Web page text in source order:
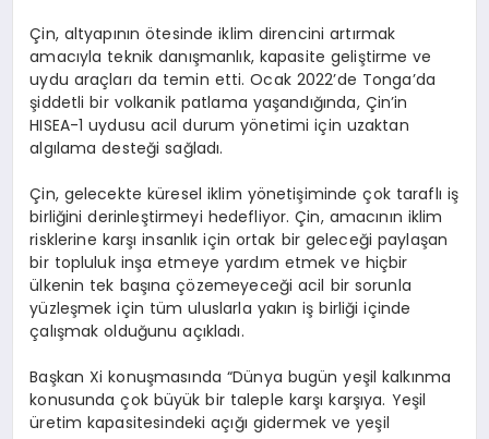
Çin, altyapının ötesinde iklim direncini artırmak
amacıyla teknik danışmanlık, kapasite geliştirme ve
uydu araçları da temin etti. Ocak 2022’de Tonga’da
şiddetli bir volkanik patlama yaşandığında, Çin’in
HISEA-1 uydusu acil durum yönetimi için uzaktan
algılama desteği sağladı.
Çin, gelecekte küresel iklim yönetişiminde çok taraflı iş
birliğini derinleştirmeyi hedefliyor. Çin, amacının iklim
risklerine karşı insanlık için ortak bir geleceği paylaşan
bir topluluk inşa etmeye yardım etmek ve hiçbir
ülkenin tek başına çözemeyeceği acil bir sorunla
yüzleşmek için tüm uluslarla yakın iş birliği içinde
çalışmak olduğunu açıkladı.
Başkan Xi konuşmasında “Dünya bugün yeşil kalkınma
konusunda çok büyük bir taleple karşı karşıya. Yeşil
üretim kapasitesindeki açığı gidermek ve yeşil